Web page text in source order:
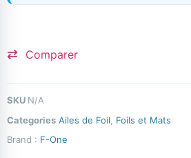
Comparer
SKU N/A
Categories Ailes de Foil
Foils et Mats
Brand : F-One